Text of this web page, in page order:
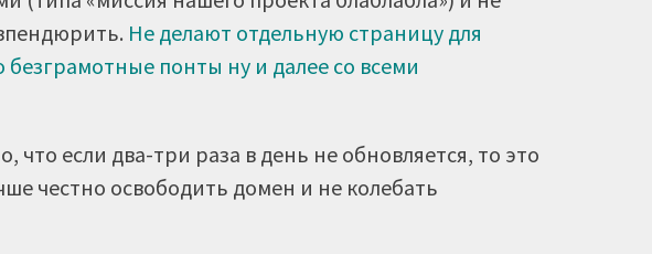
Не делают отдельную страницу для
безграмотные понты ну и далее со всеми
что если два-три раза в день не обновляется, то это
честно освободить домен и не колебать